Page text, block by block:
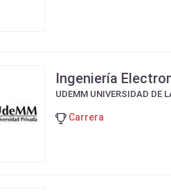
Ingeniería
UDEMM UNIVERSIDAD DE
Carrera